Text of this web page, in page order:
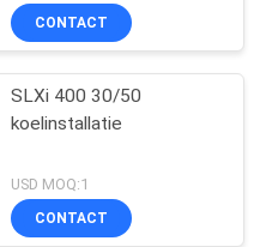
CONTACT
SLXi 400 30/50
koelinstallatie
USD MOQ:1
CONTACT